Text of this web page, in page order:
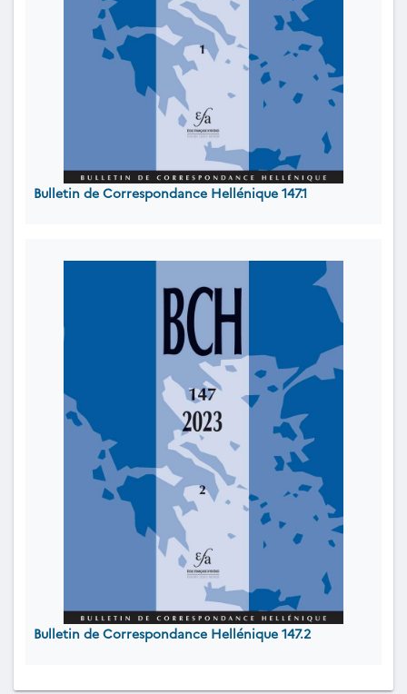
Bulletin de Correspondance Hellénique 147.1
Bulletin de Correspondance Hellénique 147.2